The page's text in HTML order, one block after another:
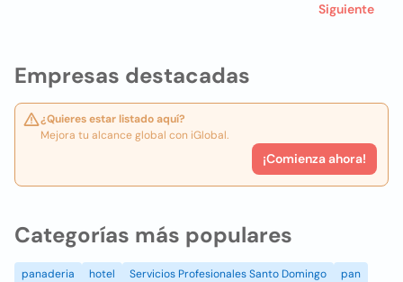
Empresas destacadas
¿Quieres estar listado aquí?
Mejora tu alcance global con iGlobal.
¡Comienza ahora!
Siguiente
Categorías más populares
panaderia hotel Servicios Profesionales Santo Domingo
pan